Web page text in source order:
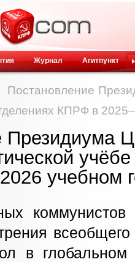
Журнал Агитпункт
Постановление
КПРФ в
Президиума
учебном
коммунистов
в глобальном